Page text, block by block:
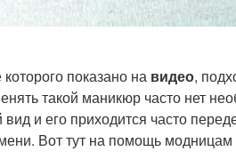
показано на видео,
такой маникюр часто нет
и его приходится часто
Вот тут на помощь